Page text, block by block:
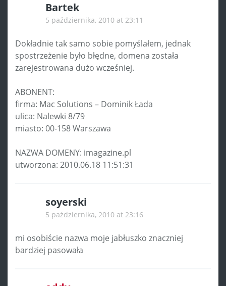
Bartek
5 października, 2010 at 23:11
Dokładnie tak samo sobie pomyślałem, jednak
spostrzeżenie było błędne, domena została
zarejestrowana dużo wcześniej.
ABONENT:
firma: Mac Solutions – Dominik Łada
ulica: Nalewki 8/79
miasto: 00-158 Warszawa
NAZWA DOMENY: imagazine.pl
utworzona: 2010.06.18 11:51:31
soyerski
5 października, 2010 at 23:16
mi osobiście nazwa moje jabłuszko znaczniej
bardziej pasowała